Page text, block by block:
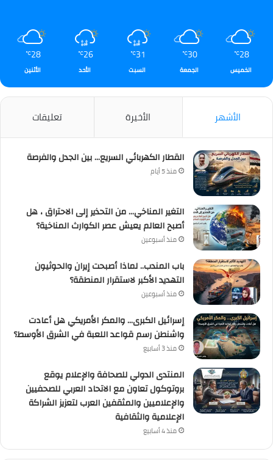
28
℃
الخميس
30
℃
الجمعة
31
℃
السبت
26
℃
الأحد
28
℃
الأثنين
الأشهر الأخيرة تعليقات
القطار الكهربائي السريع… بين الجدل والفرصة
منذ 5 أيام
التغير المناخي… من التحذير إلى الاحتراق ، هل
أصبح العالم يعيش عصر الكوارث المناخية؟
منذ أسبوعين
باب المندب.. لماذا أصبحت إيران والحوثيون
التهديد الأكبر لاستقرار المنطقة؟
منذ أسبوعين
إسرائيل الكبرى… والمكر الأمريكي هل أعادت
واشنطن رسم قواعد اللعبة في الشرق الأوسط؟
منذ 3 أسابيع
المنتدى الدولي للصحافة والإعلام يوقع
بروتوكول تعاون مع الاتحاد العربي للصحفيين
والإعلاميين والمثقفين العرب لتعزيز الشراكة
الإعلامية والثقافية
منذ 4 أسابيع